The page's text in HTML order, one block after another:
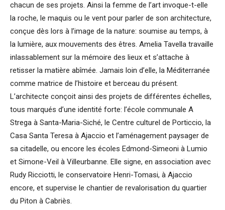
chacun de ses projets. Ainsi la femme de l’art invoque-t-elle
la roche, le maquis ou le vent pour parler de son architecture,
conçue dès lors à l’image de la nature: soumise au temps, à
la lumière, aux mouvements des êtres. Amelia Tavella travaille
inlassablement sur la mémoire des lieux et s’attache à
retisser la matière abîmée. Jamais loin d’elle, la Méditerranée
comme matrice de l’histoire et berceau du présent.
L’architecte conçoit ainsi des projets de différentes échelles,
tous marqués d’une identité forte: l’école communale A
Strega à Santa-Maria-Siché, le Centre culturel de Porticcio, la
Casa Santa Teresa à Ajaccio et l’aménagement paysager de
sa citadelle, ou encore les écoles Edmond-Simeoni à Lumio
et Simone-Veil à Villeurbanne. Elle signe, en association avec
Rudy Ricciotti, le conservatoire Henri-Tomasi, à Ajaccio
encore, et supervise le chantier de revalorisation du quartier
du Piton à Cabriès.